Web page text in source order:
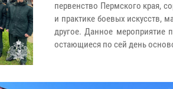
первенство Пермского края,
и практике боевых искусств,
другое. Данное мероприятие
остающиеся по сей день